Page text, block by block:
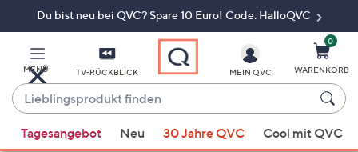
Du bist neu bei QVC? Spare 10 Euro! Code: HalloQVC
MENÜ TV-RÜCKBLICK
Lieblingsprodukt
finden
Vorschläge
MEIN QVC
0
WARENKORB
Tagesangebot Neu 30 Jahre QVC Cool mit QVC